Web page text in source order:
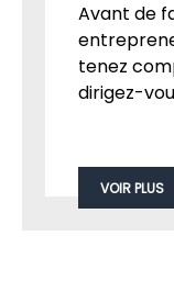
Avant de
tenez
dirigez-
VOIR PLUS